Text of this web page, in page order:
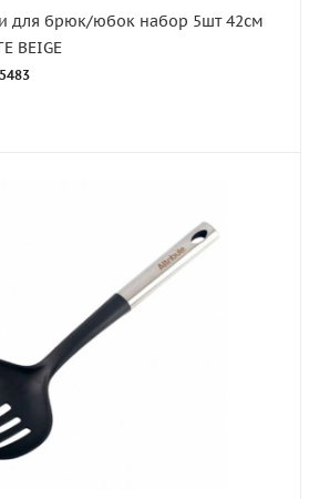
для брюк/юбок набор 5шт 42см
BEIGE